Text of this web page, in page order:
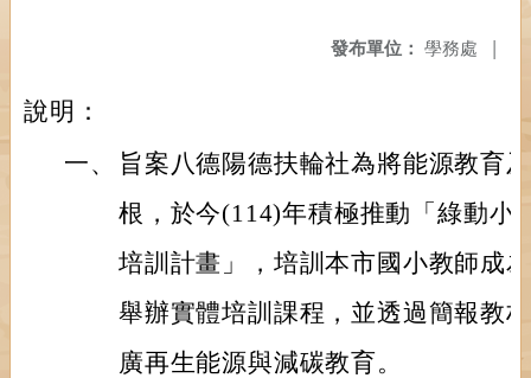
發布單位： 學務處 |
說明：
一、
旨案八德陽德扶輪社為將能源教育
根，於今(114)年積極推動「綠動小
培訓計畫」，培訓本市國小教師成
舉辦實體培訓課程，並透過簡報教
廣再生能源與減碳教育。